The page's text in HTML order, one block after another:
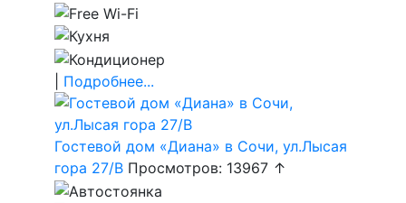
Подробнее...
Гостевой дом «Диана» в Сочи, ул.Лысая
гора 27/В Просмотров: 13967 ↑